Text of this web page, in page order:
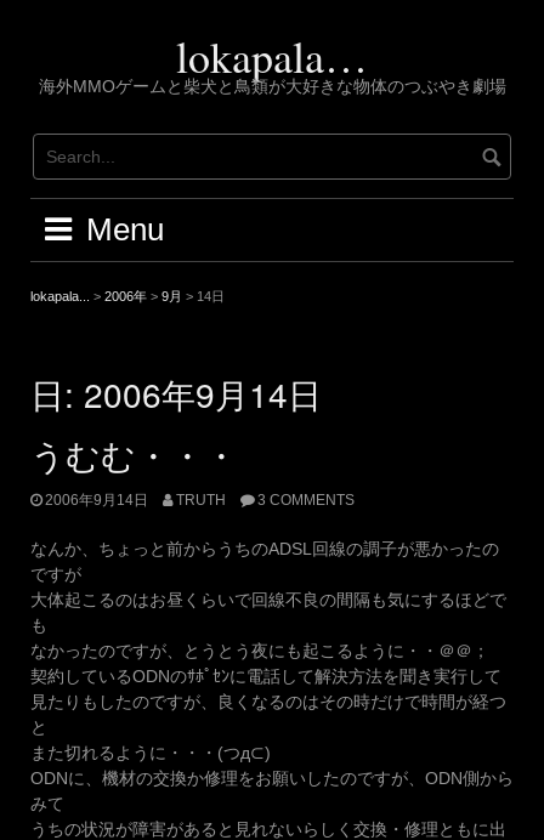
lokapala…
海外MMOゲームと柴犬と鳥類が大好きな物体のつぶやき劇場
Menu
lokapala... > 2006年 > 9月 > 14日
日: 2006年9月14日
うむむ・・・
2006年9月14日 TRUTH 3 COMMENTS
なんか、ちょっと前からうちのADSL回線の調子が悪かったの
ですが
大体起こるのはお昼くらいで回線不良の間隔も気にするほどで
も
なかったのですが、とうとう夜にも起こるように・・＠＠；
契約しているODNのｻﾎﾟｾﾝに電話して解決方法を聞き実行して
見たりもしたのですが、良くなるのはその時だけで時間が経つ
と
また切れるように・・・(つд⊂)
ODNに、機材の交換か修理をお願いしたのですが、ODN側から
みて
うちの状況が障害があると見れないらしく交換・修理ともに出